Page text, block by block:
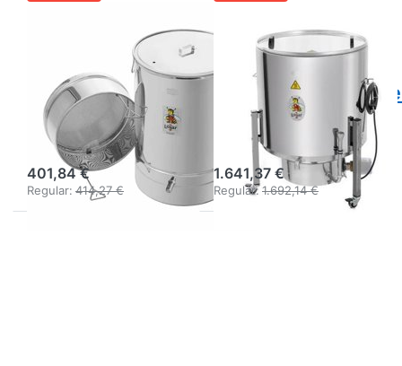
ZUVERLÄSSIGKEIT FÜR
Kleinwachsschmelzer
ohne
Dampfgenerator
401,84 €
Regular: 414,27 €
ZUVERLÄSSIGKEIT FÜR
Logar
isoliert Ø 63 cm,
2,5 kW
1.641,37 €
Regular:1.692,14 €